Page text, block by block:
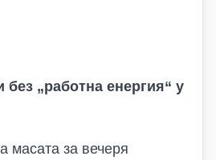
без „работна енергия“ у
масата за вечеря